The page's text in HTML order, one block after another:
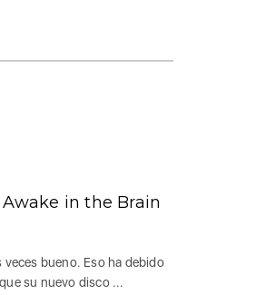
in the Brain
veces bueno. Eso ha debido
su nuevo disco ...